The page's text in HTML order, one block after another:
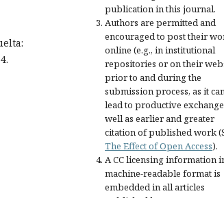
publication in this journal.
Authors are permitted and
encouraged to post their
online (e.g., in institutional
repositories or on their
prior to and during the
submission process, as it
lead to productive
well as earlier and greater
citation of published work
The Effect of Open Access).
A CC licensing information
machine-readable format is
embedded in all articles